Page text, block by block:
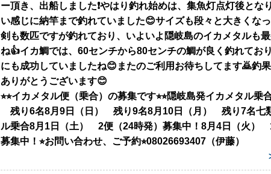
ー頂き、出船しました❗️やはり釣れ始めは、集魚灯点灯後とな
い感じに納竿まで釣れていました😊サイズも段々と大きくなっ
剣も数匹ですが釣れており、いよいよ隠岐島のイカメタルも
ね👍イカ鯛では、60センチから80センチの鯛が良く釣れてお
にも成功していましたね😊またのご利用お待ちしてます🙇釣
ありがとうございます😊
⭐︎⭐︎イカメタル便（乗合）の募集です⭐︎⭐︎隠岐島発イカメタル乗
残り6名8月9日（日） 残り9名8月10日（月） 残り7名七
ル乗合8月1日（土） 2便（24時発）募集中！8月4日（火）
募集中！⭐︎お問い合わせ、ご予約⭐︎08026693407（伊藤）